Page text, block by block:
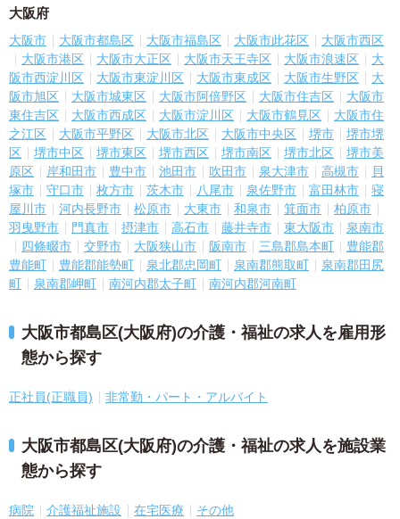
大阪府
大阪市 大阪市都島区 大阪市福島区 大阪市此花区
大阪市西区
大阪市港区
大阪市大正区 大阪市天王寺区 大阪市浪速区
大
阪市西淀川区
大阪市東淀川区 大阪市東成区 大阪市生野区
大
阪市旭区
大阪市城東区 大阪市阿倍野区 大阪市住吉区
大阪市
東住吉区
大阪市西成区 大阪市淀川区 大阪市鶴見区
大阪市住
之江区
大阪市平野区 大阪市北区 大阪市中央区 堺市
堺市堺
区
堺市中区 堺市東区 堺市西区 堺市南区 堺市北区
堺市美
原区
岸和田市 豊中市 池田市 吹田市 泉大津市 高槻市
貝
塚市
守口市 枚方市 茨木市 八尾市 泉佐野市 富田林市
寝
屋川市
河内長野市 松原市 大東市 和泉市 箕面市
柏原市
羽曳野市
門真市 摂津市 高石市 藤井寺市 東大阪市
泉南市
四條畷市
交野市 大阪狭山市 阪南市 三島郡島本町
豊能郡
豊能町
豊能郡能勢町 泉北郡忠岡町 泉南郡熊取町
泉南郡田尻
町
泉南郡岬町 南河内郡太子町 南河内郡河南町
大阪市都島区(大阪府)の介護・福祉の求人を雇用形
態から探す
正社員(正職員) 非常勤・パート・アルバイト
大阪市都島区(大阪府)の介護・福祉の求人を施設業
態から探す
病院 介護福祉施設 在宅医療 その他